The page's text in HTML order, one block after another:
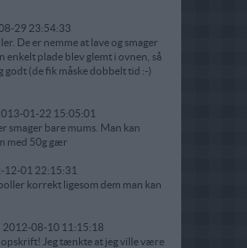
29 23:54:33
De er nemme at lave og smager
enkelt plade blev glemt i ovnen, så
godt (de fik måske dobbelt tid :-)
01-22 15:05:01
smager bare mums. Man kan
med 50g gær
12-01 22:15:31
korrekt ligesom dem man kan
2012-08-10 11:15:18
Jeg tænkte at jeg ville være